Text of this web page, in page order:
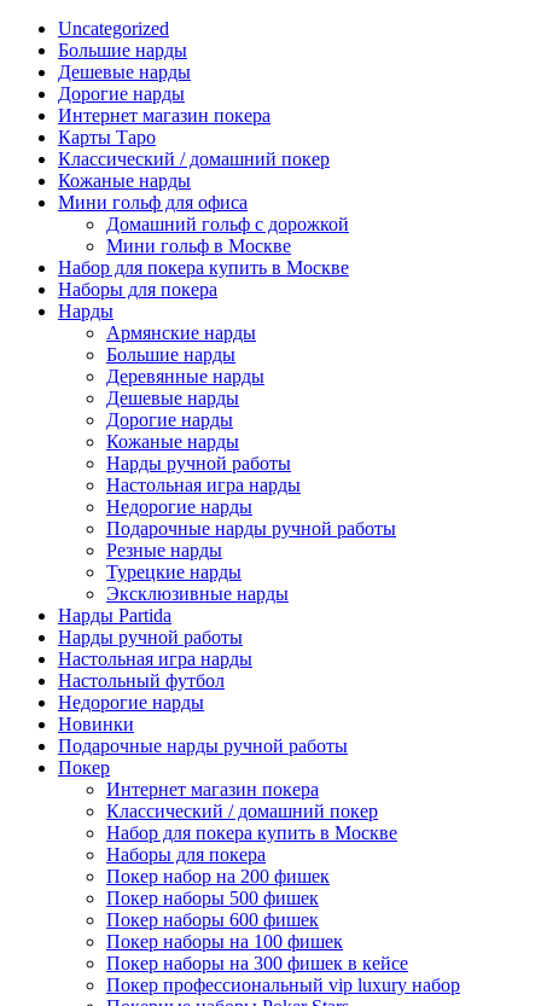
Uncategorized
Большие нарды
Дешевые нарды
Дорогие нарды
Интернет магазин покера
Карты Таро
Классический / домашний покер
Кожаные нарды
Мини гольф для офиса
Домашний гольф с дорожкой
Мини гольф в Москве
Набор для покера купить в Москве
Наборы для покера
Нарды
Армянские нарды
Большие нарды
Деревянные нарды
Дешевые нарды
Дорогие нарды
Кожаные нарды
Нарды ручной работы
Настольная игра нарды
Недорогие нарды
Подарочные нарды ручной работы
Резные нарды
Турецкие нарды
Эксклюзивные нарды
Нарды Partida
Нарды ручной работы
Настольная игра нарды
Настольный футбол
Недорогие нарды
Новинки
Подарочные нарды ручной работы
Покер
Интернет магазин покера
Классический / домашний покер
Набор для покера купить в Москве
Наборы для покера
Покер набор на 200 фишек
Покер наборы 500 фишек
Покер наборы 600 фишек
Покер наборы на 100 фишек
Покер наборы на 300 фишек в кейсе
Покер профессиональный vip luxury набор